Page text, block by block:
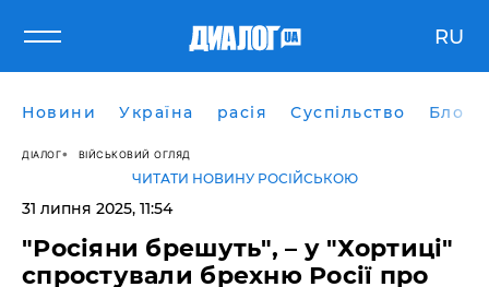
RU
Новини Україна расія Суспільство Блоги
ДІАЛОГ ВІЙСЬКОВИЙ ОГЛЯД
ЧИТАТИ НОВИНУ РОСІЙСЬКОЮ
31 липня 2025, 11:54
"Росіяни брешуть", – у "Хортиці"
спростували брехню Росії про